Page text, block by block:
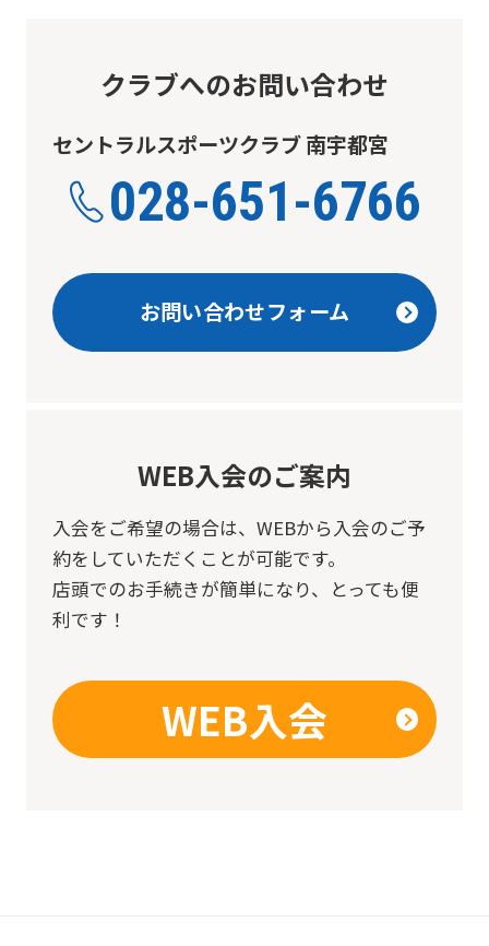
クラブへのお問い合わせ
セントラルスポーツクラブ 南宇都宮
028-651-6766
お問い合わせフォーム
WEB入会のご案内
入会をご希望の場合は、 WEBから入会のご予
約をしていただくことが可能です。
店頭でのお手続きが簡単になり、とっても便
利です！
WEB入会